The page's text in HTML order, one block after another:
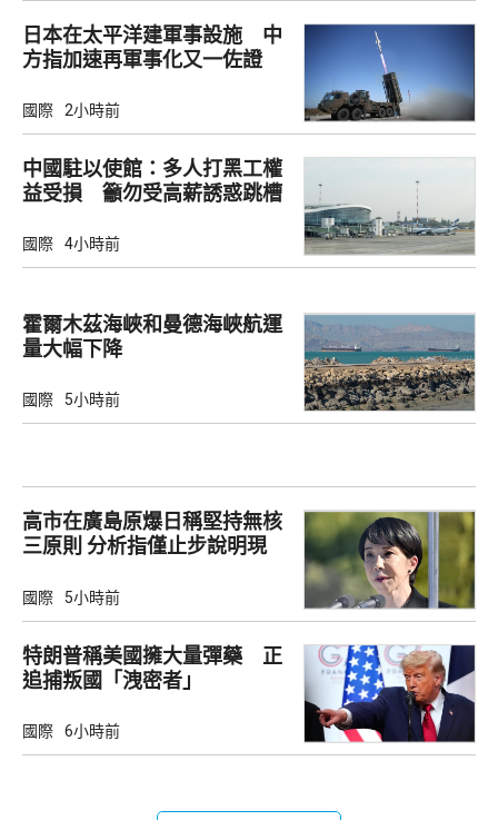
日本在太平洋建軍事設施 中
方指加速再軍事化又一佐證
國際 2小時前
中國駐以使館：多人打黑工權
益受損 籲勿受高薪誘惑跳槽
國際 4小時前
霍爾木茲海峽和曼德海峽航運
量大幅下降
國際 5小時前
高市在廣島原爆日稱堅持無核
三原則 分析指僅止步說明現
國際 5小時前
特朗普稱美國擁大量彈藥 正
追捕叛國「洩密者」
國際 6小時前